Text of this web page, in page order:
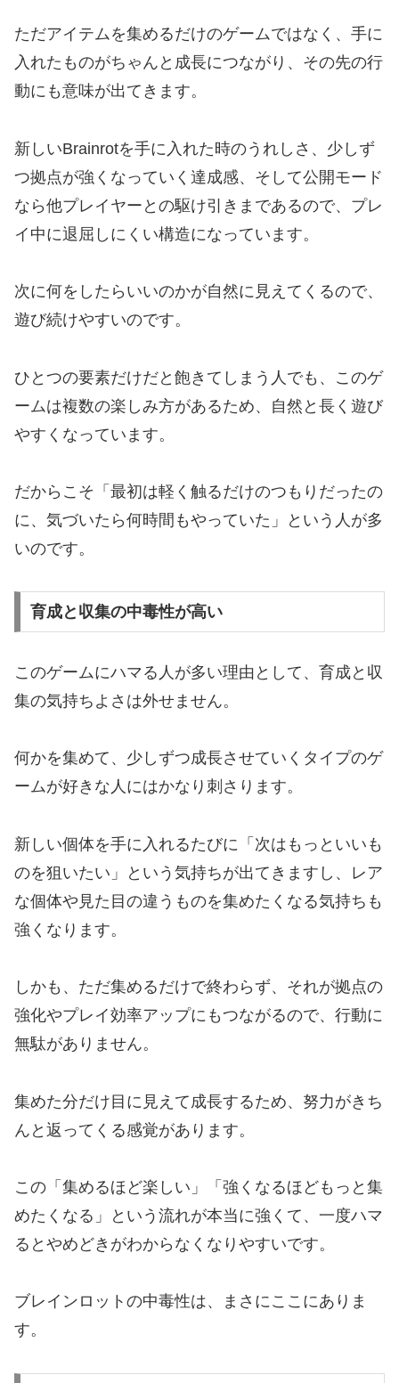
ただアイテムを集めるだけのゲームではなく、手に
入れたものがちゃんと成長につながり、その先の行
動にも意味が出てきます。
新しいBrainrotを手に入れた時のうれしさ、少しず
つ拠点が強くなっていく達成感、そして公開モード
なら他プレイヤーとの駆け引きまであるので、プレ
イ中に退屈しにくい構造になっています。
次に何をしたらいいのかが自然に見えてくるので、
遊び続けやすいのです。
ひとつの要素だけだと飽きてしまう人でも、このゲ
ームは複数の楽しみ方があるため、自然と長く遊び
やすくなっています。
だからこそ「最初は軽く触るだけのつもりだったの
に、気づいたら何時間もやっていた」という人が多
いのです。
育成と収集の中毒性が高い
このゲームにハマる人が多い理由として、育成と収
集の気持ちよさは外せません。
何かを集めて、少しずつ成長させていくタイプのゲ
ームが好きな人にはかなり刺さります。
新しい個体を手に入れるたびに「次はもっといいも
のを狙いたい」という気持ちが出てきますし、レア
な個体や見た目の違うものを集めたくなる気持ちも
強くなります。
しかも、ただ集めるだけで終わらず、それが拠点の
強化やプレイ効率アップにもつながるので、行動に
無駄がありません。
集めた分だけ目に見えて成長するため、努力がきち
んと返ってくる感覚があります。
この「集めるほど楽しい」「強くなるほどもっと集
めたくなる」という流れが本当に強くて、一度ハマ
るとやめどきがわからなくなりやすいです。
ブレインロットの中毒性は、まさにここにありま
す。